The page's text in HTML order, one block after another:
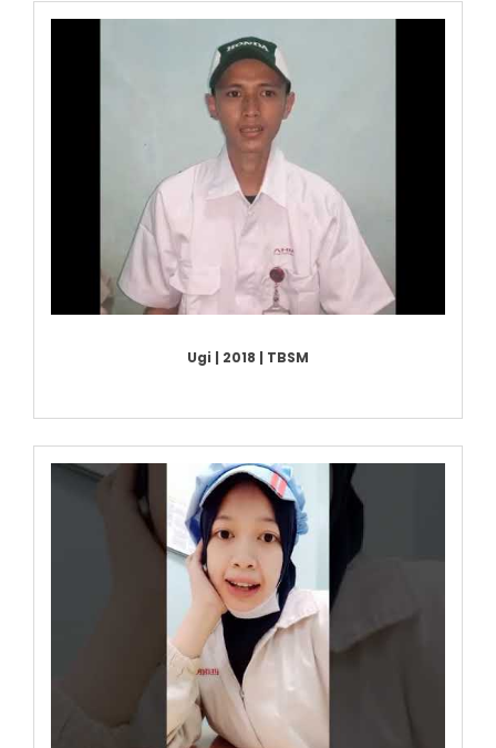
Ugi | 2018 | TBSM